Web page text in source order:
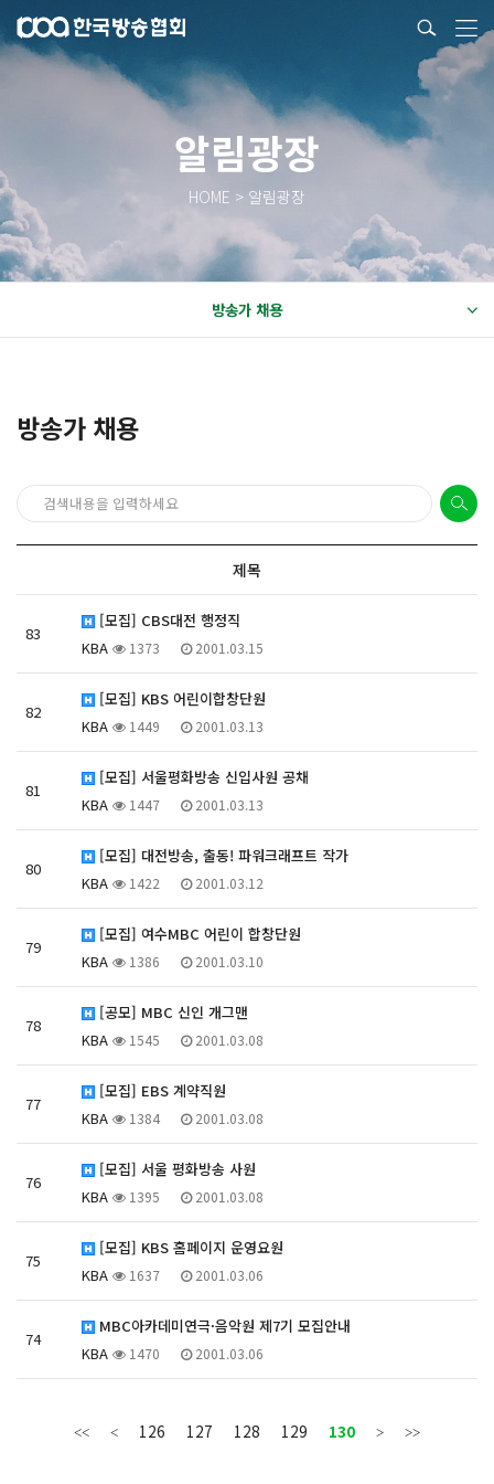
알림광장
HOME > 알림광장
방송가 채용
방송가 채용
제목
83
[모집] CBS대전 행정직
KBA
1373 2001.03.15
82
[모집] KBS 어린이합창단원
KBA
1449 2001.03.13
81
[모집] 서울평화방송 신입사원 공채
KBA
1447 2001.03.13
80
[모집] 대전방송, 출동! 파워크래프트 작가
KBA
1422 2001.03.12
79
[모집] 여수MBC 어린이 합창단원
KBA
1386 2001.03.10
78
[공모] MBC 신인 개그맨
KBA
1545 2001.03.08
77
[모집] EBS 계약직원
KBA
1384 2001.03.08
76
[모집] 서울 평화방송 사원
KBA
1395 2001.03.08
75
[모집] KBS 홈페이지 운영요원
KBA
1637 2001.03.06
74
MBC아카데미연극·음악원 제7기 모집안내
KBA
1470 2001.03.06
126 127 128 129 130